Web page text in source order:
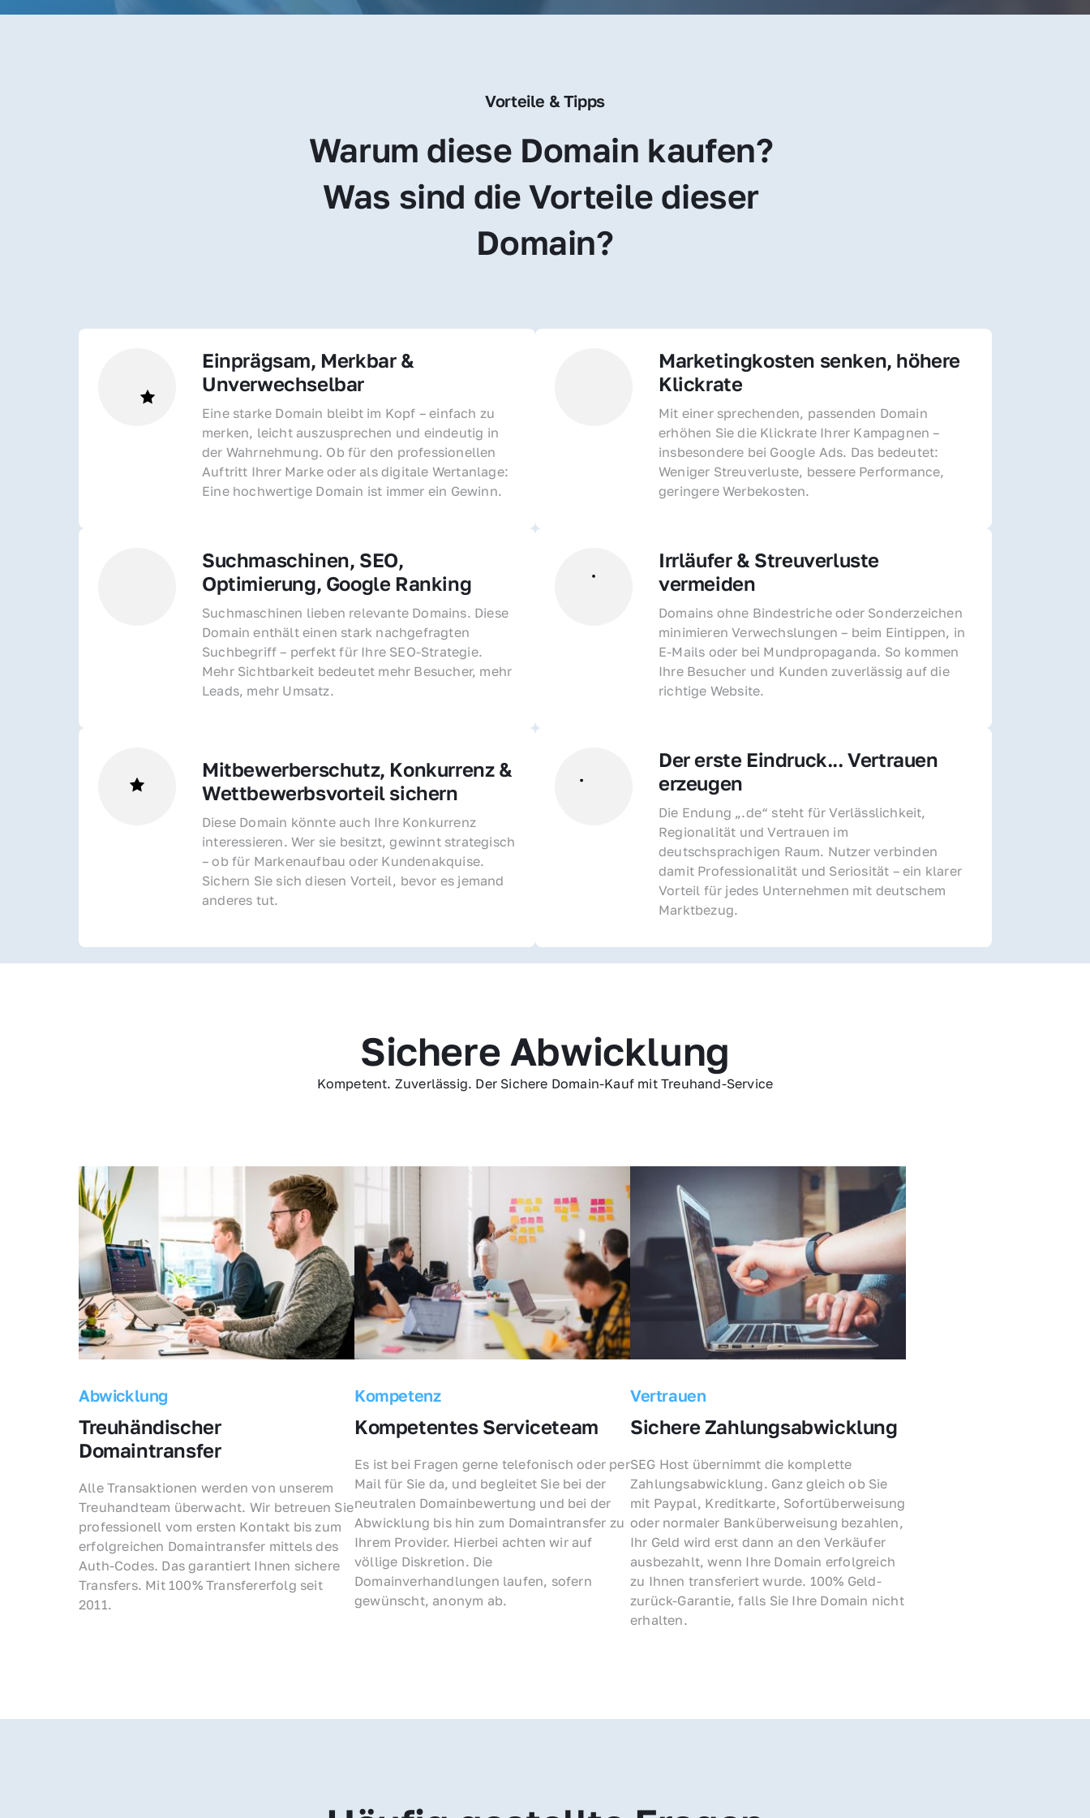
Vorteile & Tipps
Warum diese Domain kaufen?
Was sind die Vorteile dieser
Domain?
Einprägsam, Merkbar &
Unverwechselbar
Eine starke Domain bleibt im Kopf – einfach zu
merken, leicht auszusprechen und eindeutig in
der Wahrnehmung. Ob für den professionellen
Auftritt Ihrer Marke oder als digitale Wertanlage:
Eine hochwertige Domain ist immer ein Gewinn.
Marketingkosten senken, höhere
Klickrate
Mit einer sprechenden, passenden Domain
erhöhen Sie die Klickrate Ihrer Kampagnen –
insbesondere bei Google Ads. Das bedeutet:
Weniger Streuverluste, bessere Performance,
geringere Werbekosten.
Suchmaschinen, SEO,
Optimierung, Google Ranking
Suchmaschinen lieben relevante Domains. Diese
Domain enthält einen stark nachgefragten
Suchbegriff – perfekt für Ihre SEO-Strategie.
Mehr Sichtbarkeit bedeutet mehr Besucher, mehr
Leads, mehr Umsatz.
Irrläufer & Streuverluste
vermeiden
Domains ohne Bindestriche oder Sonderzeichen
minimieren Verwechslungen – beim Eintippen, in
E-Mails oder bei Mundpropaganda. So kommen
Ihre Besucher und Kunden zuverlässig auf die
richtige Website.
Mitbewerberschutz, Konkurrenz &
Wettbewerbsvorteil sichern
Diese Domain könnte auch Ihre Konkurrenz
interessieren. Wer sie besitzt, gewinnt strategisch
– ob für Markenaufbau oder Kundenakquise.
Sichern Sie sich diesen Vorteil, bevor es jemand
anderes tut.
Der erste Eindruck... Vertrauen
erzeugen
Die Endung „.de“ steht für Verlässlichkeit,
Regionalität und Vertrauen im
deutschsprachigen Raum. Nutzer verbinden
damit Professionalität und Seriosität – ein klarer
Vorteil für jedes Unternehmen mit deutschem
Marktbezug.
Sichere Abwicklung
Kompetent. Zuverlässig. Der Sichere Domain-Kauf mit Treuhand-Service
Abwicklung
Treuhändischer
Domaintransfer
Alle Transaktionen werden von unserem
Treuhandteam überwacht. Wir betreuen Sie
professionell vom ersten Kontakt bis zum
erfolgreichen Domaintransfer mittels des
Auth-Codes. Das garantiert Ihnen sichere
Transfers. Mit 100% Transfererfolg seit
2011.
Kompetenz
Kompetentes Serviceteam
Es ist bei Fragen gerne telefonisch oder per
Mail für Sie da, und begleitet Sie bei der
neutralen Domainbewertung und bei der
Abwicklung bis hin zum Domaintransfer zu
Ihrem Provider. Hierbei achten wir auf
völlige Diskretion. Die
Domainverhandlungen laufen, sofern
gewünscht, anonym ab.
Vertrauen
Sichere Zahlungsabwicklung
SEG Host übernimmt die komplette
Zahlungsabwicklung. Ganz gleich ob Sie
mit Paypal, Kreditkarte, Sofortüberweisung
oder normaler Banküberweisung bezahlen,
Ihr Geld wird erst dann an den Verkäufer
ausbezahlt, wenn Ihre Domain erfolgreich
zu Ihnen transferiert wurde. 100% Geld-
zurück-Garantie, falls Sie Ihre Domain nicht
erhalten.